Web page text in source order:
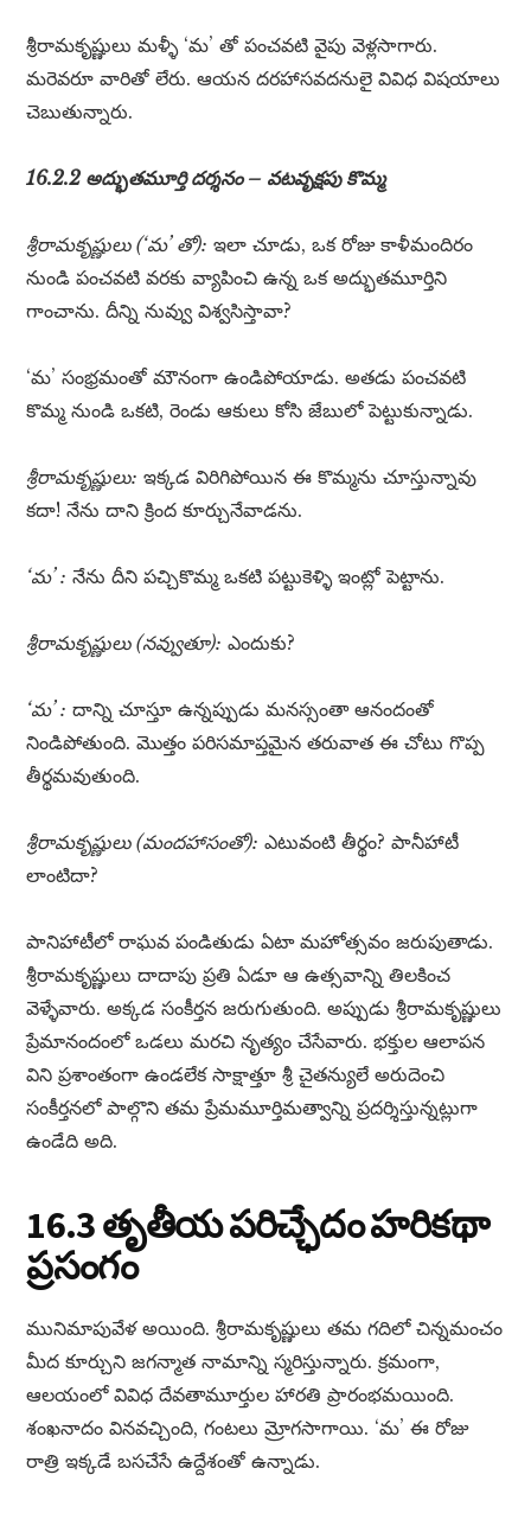
శ్రీరామకృష్ణులు మళ్ళీ ‘మ’ తో పంచవటి వైపు వెళ్లసాగారు.
మరెవరూ వారితో లేరు. ఆయన దరహాసవదనులై వివిధ విషయాలు
చెబుతున్నారు.
16.2.2 అద్భుతమూర్తి దర్శనం – వటవృక్షపు కొమ్మ
శ్రీరామకృష్ణులు (‘మ’ తో): ఇలా చూడు, ఒక రోజు కాళీమందిరం
నుండి పంచవటి వరకు వ్యాపించి ఉన్న ఒక అద్భుతమూర్తిని
గాంచాను. దీన్ని నువ్వు విశ్వసిస్తావా?
‘మ’ సంభ్రమంతో మౌనంగా ఉండిపోయాడు. అతడు పంచవటి
కొమ్మ నుండి ఒకటి, రెండు ఆకులు కోసి జేబులో పెట్టుకున్నాడు.
శ్రీరామకృష్ణులు: ఇక్కడ విరిగిపోయిన ఈ కొమ్మను చూస్తున్నావు
కదా! నేను దాని క్రింద కూర్చునేవాడను.
‘మ’ : నేను దీని పచ్చికొమ్మ ఒకటి పట్టుకెళ్ళి ఇంట్లో పెట్టాను.
శ్రీరామకృష్ణులు (నవ్వుతూ): ఎందుకు?
‘మ’ : దాన్ని చూస్తూ ఉన్నప్పుడు మనస్సంతా ఆనందంతో
నిండిపోతుంది. మొత్తం పరిసమాప్తమైన తరువాత ఈ చోటు గొప్ప
తీర్థమవుతుంది.
శ్రీరామకృష్ణులు (మందహాసంతో): ఎటువంటి తీర్థం? పానీహాటీ
లాంటిదా?
పానిహాటీలో రాఘవ పండితుడు ఏటా మహోత్సవం జరుపుతాడు.
శ్రీరామకృష్ణులు దాదాపు ప్రతి ఏడూ ఆ ఉత్సవాన్ని తిలకించ
వెళ్ళేవారు. అక్కడ సంకీర్తన జరుగుతుంది. అప్పుడు శ్రీరామకృష్ణులు
ప్రేమానందంలో ఒడలు మరచి నృత్యం చేసేవారు. భక్తుల ఆలాపన
విని ప్రశాంతంగా ఉండలేక సాక్షాత్తూ శ్రీ చైతన్యులే అరుదెంచి
సంకీర్తనలో పాల్గొని తమ ప్రేమమూర్తిమత్వాన్ని ప్రదర్శిస్తున్నట్లుగా
ఉండేది అది.
16.3 తృతీయ పరిచ్ఛేదం హరికథా
ప్రసంగం
మునిమాపువేళ అయింది. శ్రీరామకృష్ణులు తమ గదిలో చిన్నమంచం
మీద కూర్చుని జగన్మాత నామాన్ని స్మరిస్తున్నారు. క్రమంగా,
ఆలయంలో వివిధ దేవతామూర్తుల హారతి ప్రారంభమయింది.
శంఖనాదం వినవచ్చింది, గంటలు మ్రోగసాగాయి. ‘మ’ ఈ రోజు
రాత్రి ఇక్కడే బసచేసే ఉద్దేశంతో ఉన్నాడు.